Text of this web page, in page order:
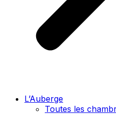
L’Auberge
Toutes les